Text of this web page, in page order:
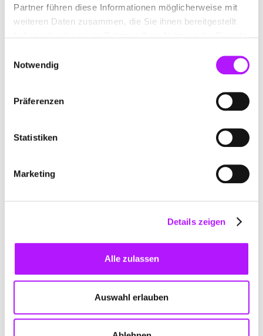
Partner führen diese Informationen möglicherweise mit
weiteren Daten zusammen, die Sie ihnen bereitgestellt
Notwendig
Präferenzen
Statistiken
Marketing
Details zeigen
Alle zulassen
Auswahl erlauben
Enterprise Paket
findest du weitere Infos zu rapidmail.
Clever Reach ist ein effizientes Tool mit hohem
der intuitive Editor,
die Verwaltung von Kontakten,
das Reporting und Tracking zur Verfügung.